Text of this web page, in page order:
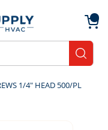
1/4" HEAD 500/PL